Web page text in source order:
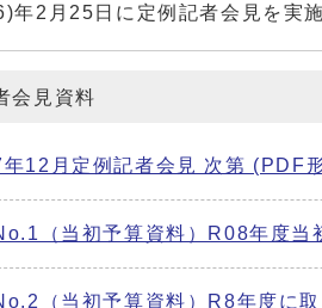
年2月25日に定例記者会見を実施
会見資料
年12月定例記者会見 次第 (PDF
（当初予算資料）R08年度
（当初予算資料）R8年度に